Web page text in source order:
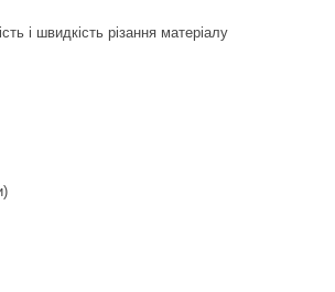
і швидкість різання матеріалу